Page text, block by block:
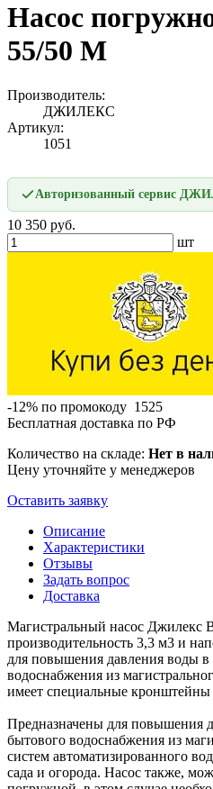
Насос
55/50 М
Производитель:
ДЖИЛЕКС
Артикул:
1051
Авторизованный сервис
10 350 руб.
шт
-12% по промокоду 1525
Бесплатная доставка по РФ
Количество на складе: Нет в
Цену уточняйте у менеджеров
Оставить заявку
Описание
Характеристики
Отзывы
Задать вопрос
Доставка
Магистральный насос Джилекс
производительность 3,3 м3 и
для повышения давления воды в
водоснабжения из
имеет специальные кронштейны
Предназначены для повышения
бытового водоснабжения из
систем автоматизированного
сада и огорода. Насос также,